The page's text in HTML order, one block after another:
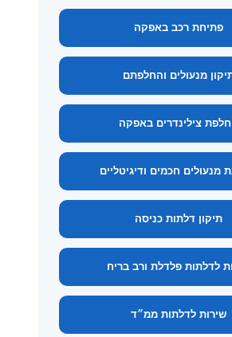
פתיחת רכב באפקה
מנעולים והחלפתם
צילינדרים באפקה
מנעולים חכמים ודיגיטליים
תיקון דלתות כניסה
לדלתות פלדלת ורב בריח
שירות לדלתות ממ״ד